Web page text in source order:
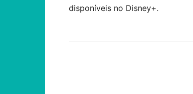
disponíveis no Disney+.